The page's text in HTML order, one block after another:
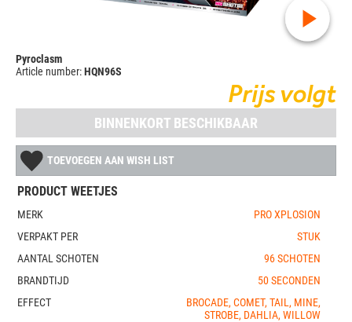
Pyroclasm
Article number:HQN96S
Prijs volgt
BINNENKORT BESCHIKBAAR
TOEVOEGEN AAN WISH LIST
PRODUCT WEETJES
MERK
PRO XPLOSION
VERPAKT PER
STUK
AANTAL SCHOTEN
96 SCHOTEN
BRANDTIJD
50 SECONDEN
EFFECT
BROCADE, COMET, TAIL, MINE,
STROBE, DAHLIA, WILLOW